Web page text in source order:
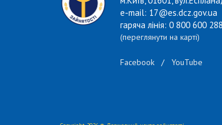
e-mail: 17@es.dcz.gov.ua
гаряча лінія: 0 800 600 288
(переглянути на карті)
Facebook / YouTube